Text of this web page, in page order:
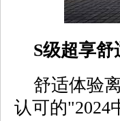
S级超享
舒适体验
认可的"2024